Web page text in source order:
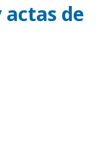
actas de